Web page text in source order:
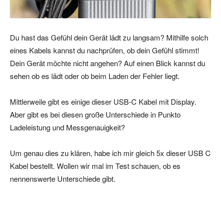
Du hast das Gefühl dein Gerät lädt zu langsam? Mithilfe solch
eines Kabels kannst du nachprüfen, ob dein Gefühl stimmt!
Dein Gerät möchte nicht angehen? Auf einen Blick kannst du
sehen ob es lädt oder ob beim Laden der Fehler liegt.
Mittlerweile gibt es einige dieser USB-C Kabel mit Display.
Aber gibt es bei diesen große Unterschiede in Punkto
Ladeleistung und Messgenauigkeit?
Um genau dies zu klären, habe ich mir gleich 5x dieser USB C
Kabel bestellt. Wollen wir mal im Test schauen, ob es
nennenswerte Unterschiede gibt.